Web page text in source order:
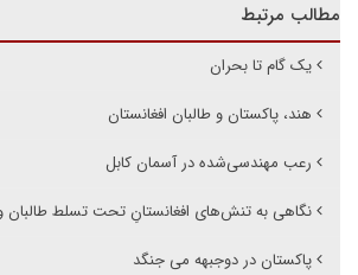
مطالب مرتبط
یک گام تا بحران
هند، پاکستان و طالبان افغانستان
رعب مهندسی‌شده در آسمان کابل
نگاهی به تنش‌های افغانستانِ تحت تسلط طالبان
پاکستان در دوجبهه می جنگد